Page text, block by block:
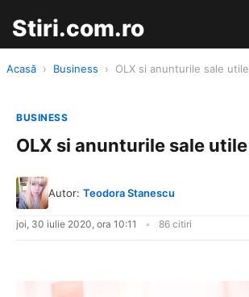
Stiri.com.ro
Acasă › Business › OLX si anunturile sale utile
BUSINESS
OLX si anunturile sale utile
Autor: Teodora Stanescu
joi, 30 iulie 2020, ora 10:11 86 citiri